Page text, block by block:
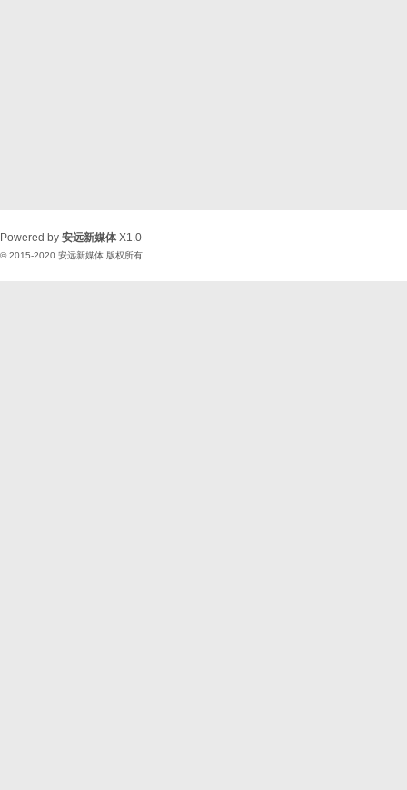
Powered by 安远新媒体 X1.0
© 2015-2020 安远新媒体 版权所有